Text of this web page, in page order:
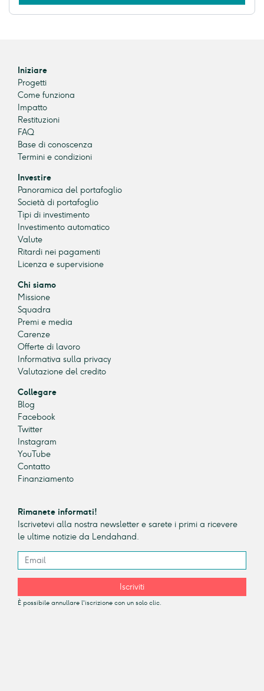
Iniziare
Progetti
Come funziona
Impatto
Restituzioni
FAQ
Base di conoscenza
Termini e condizioni
Investire
Panoramica del portafoglio
Società di portafoglio
Tipi di investimento
Investimento automatico
Valute
Ritardi nei pagamenti
Licenza e supervisione
Chi siamo
Missione
Squadra
Premi e media
Carenze
Offerte di lavoro
Informativa sulla privacy
Valutazione del credito
Collegare
Blog
Facebook
Twitter
Instagram
YouTube
Contatto
Finanziamento
Rimanete informati!
Iscrivetevi alla nostra newsletter e sarete i primi a ricevere
le ultime notizie da Lendahand.
Iscriviti
È possibile annullare l'iscrizione con un solo clic.